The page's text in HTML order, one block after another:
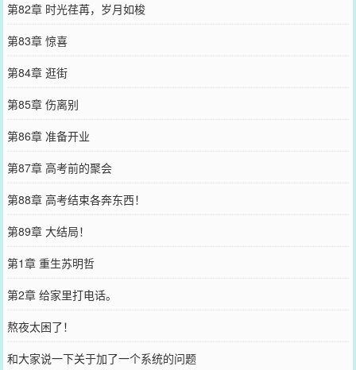
第82章 时光荏苒，岁月如梭
第83章 惊喜
第84章 逛街
第85章 伤离别
第86章 准备开业
第87章 高考前的聚会
第88章 高考结束各奔东西！
第89章 大结局！
第1章 重生苏明哲
第2章 给家里打电话。
熬夜太困了！
和大家说一下关于加了一个系统的问题